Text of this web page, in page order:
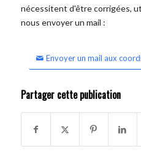
nécessitent d'être corrigées,
nous envoyer un mail :
Envoyer un mail aux
Partager cette publication